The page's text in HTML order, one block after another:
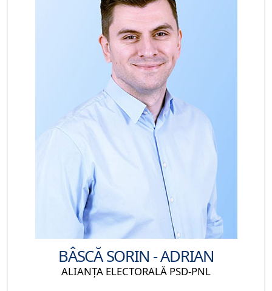
BÂSCĂ SORIN - ADRIAN
ALIANŢA ELECTORALĂ PSD-PNL